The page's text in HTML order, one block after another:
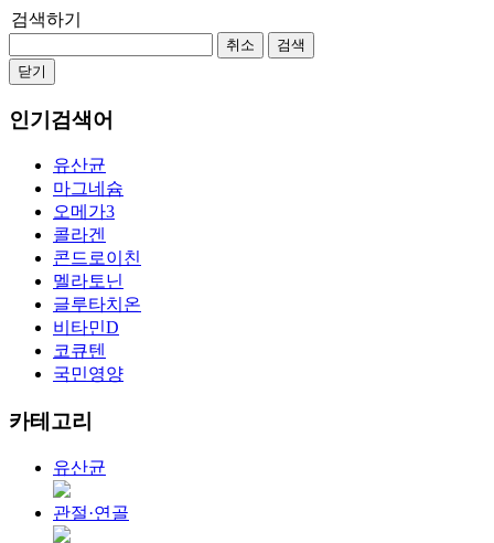
검색하기
취소
검색
닫기
인기검색어
유산균
마그네슘
오메가3
콜라겐
콘드로이친
멜라토닌
글루타치온
비타민D
코큐텐
국민영양
카테고리
유산균
관절·연골